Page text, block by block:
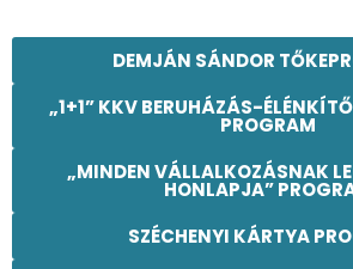
DEMJÁN SÁNDOR
„1+1” KKV BERUHÁZÁS-
PROGRAM
„MINDEN VÁLLALKOZÁSNAK
HONLAPJA”
SZÉCHENYI KÁRTYA